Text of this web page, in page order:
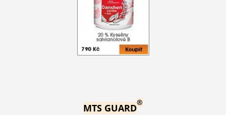
MTS GUARD®